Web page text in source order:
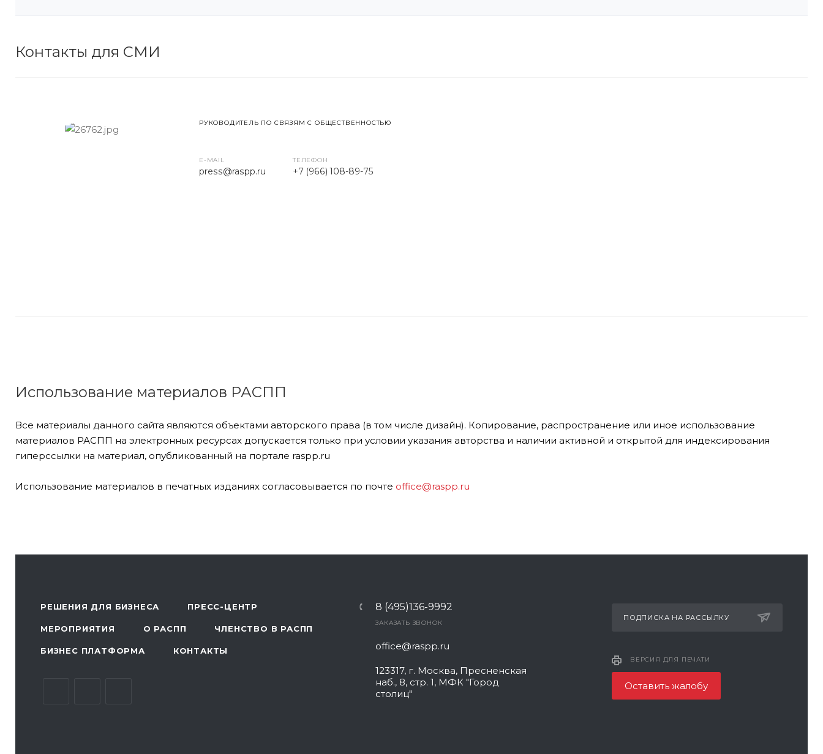
Контакты для СМИ
РУКОВОДИТЕЛЬ ПО СВЯЗЯМ С ОБЩЕСТВЕННОСТЬЮ
E-MAIL
press@raspp.ru
ТЕЛЕФОН
+7 (966) 108-89-75
Использование материалов РАСПП
Все материалы данного сайта являются объектами авторского права (в том числе дизайн). Копирование, распространение или иное использование
материалов РАСПП на электронных ресурсах допускается только при условии указания авторства и наличии активной и открытой для индексирования
гиперссылки на материал, опубликованный на портале raspp.ru
Использование материалов в печатных изданиях согласовывается по почте office@raspp.ru
РЕШЕНИЯ ДЛЯ БИЗНЕСА ПРЕСС-ЦЕНТР
МЕРОПРИЯТИЯ О РАСПП ЧЛЕНСТВО В РАСПП
БИЗНЕС ПЛАТФОРМА КОНТАКТЫ
8 (495)136-9992
ЗАКАЗАТЬ ЗВОНОК
office@raspp.ru
123317, г. Москва, Пресненская
наб., 8, стр. 1, МФК "Город
столиц"
ПОДПИСКА НА РАССЫЛКУ
ВЕРСИЯ ДЛЯ ПЕЧАТИ
Оставить жалобу